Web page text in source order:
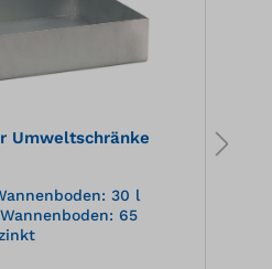
Umweltschränke
30 l
65